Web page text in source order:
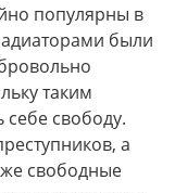
популярны в
были
таким
свободу.
а
свободные